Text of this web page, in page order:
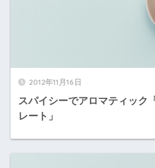
2012年11月16日
スパイシーでアロマティック
レート」